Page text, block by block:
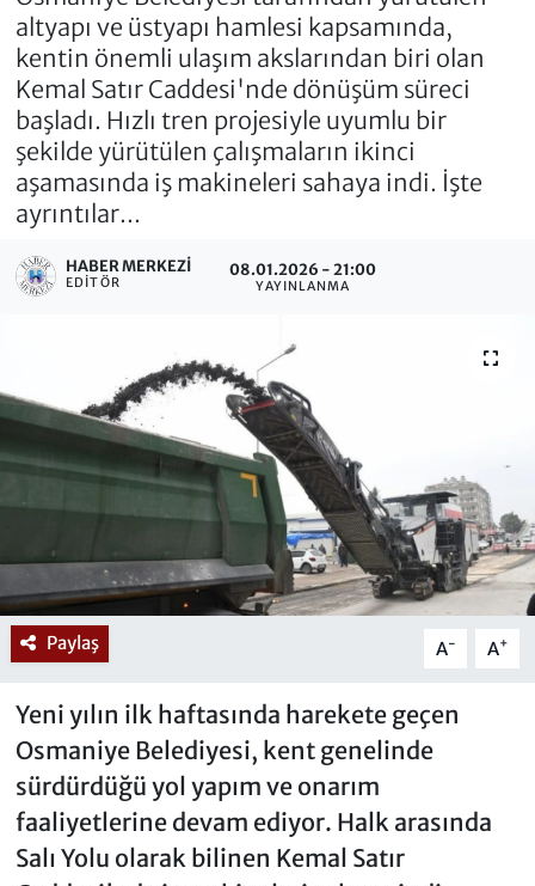
altyapı ve üstyapı hamlesi kapsamında,
kentin önemli ulaşım akslarından biri olan
Kemal Satır Caddesi'nde dönüşüm süreci
başladı. Hızlı tren projesiyle uyumlu bir
şekilde yürütülen çalışmaların ikinci
aşamasında iş makineleri sahaya indi. İşte
ayrıntılar...
HABER MERKEZI
EDITÖR
08.01.2026 - 21:00
YAYINLANMA
Paylaş A- A+
Yeni yılın ilk haftasında harekete geçen
Osmaniye Belediyesi, kent genelinde
sürdürdüğü yol yapım ve onarım
faaliyetlerine devam ediyor. Halk arasında
Salı Yolu olarak bilinen Kemal Satır